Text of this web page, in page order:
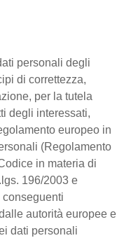
personali degli
di correttezza,
per la tutela
degli interessati,
europeo in
(Regolamento
in materia di
196/2003 e
autorità europee e
dati personali